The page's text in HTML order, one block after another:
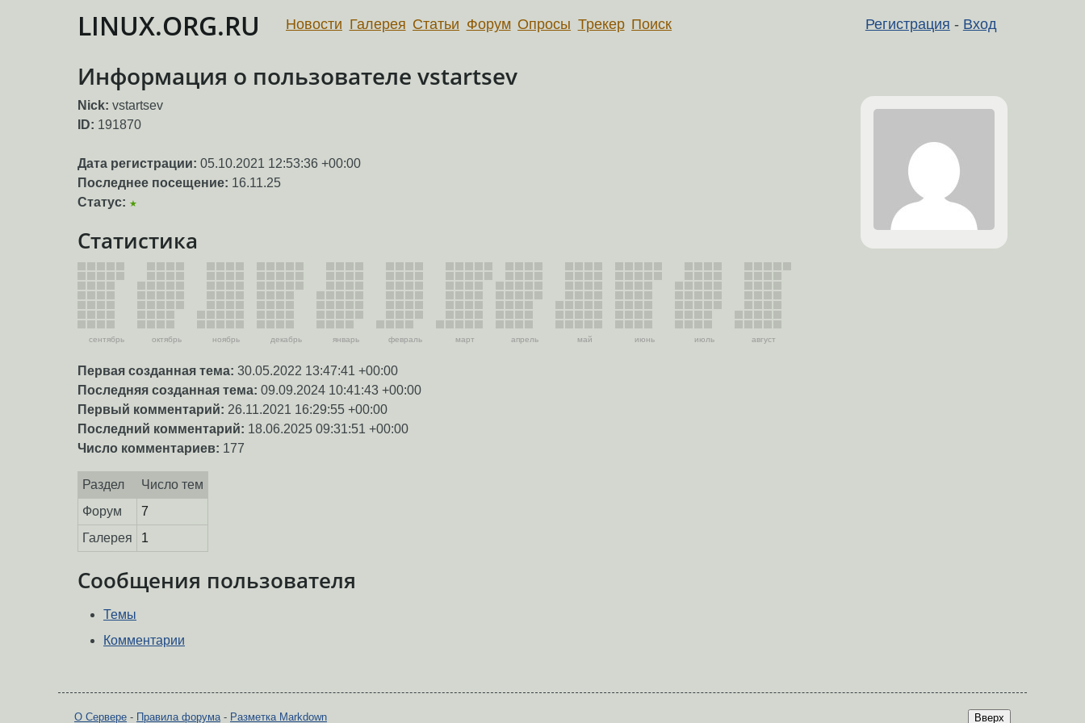
LINUX.ORG.RU Регистрация - Вход
Новости Галерея Статьи Форум Опросы Трекер Поиск
Информация о пользователе vstartsev
Nick: vstartsev
ID: 191870
Дата регистрации: 05.10.2021 12:53:36 +00:00
Последнее посещение: 16.11.25
Статус: ★
Статистика
сентябрь октябрь ноябрь декабрь январь февраль март апрель май июнь июль август
Первая созданная тема: 30.05.2022 13:47:41 +00:00
Последняя созданная тема: 09.09.2024 10:41:43 +00:00
Первый комментарий: 26.11.2021 16:29:55 +00:00
Последний комментарий: 18.06.2025 09:31:51 +00:00
Число комментариев: 177
Раздел
Число тем
Форум
7
Галерея
1
Сообщения пользователя
Темы
Комментарии
Вверх
О Сервере - Правила форума- Разметка Markdown